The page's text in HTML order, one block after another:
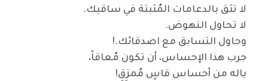
لا تثق بالدعامات المُثبتة في ساقيك.
لا تحاول النهوض.
وحاول التسابق مع اصدقائك!.
جرب هذا الإحساس، أن تكون مُعاقاً،
ياله من أحساس قاسٍ مُمزِقٍ!